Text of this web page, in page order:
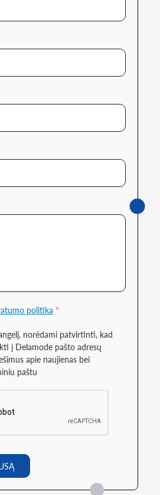
politika *
norėdami patvirtinti, kad
į Delamode pašto adresų
apie naujienas bei
paštu